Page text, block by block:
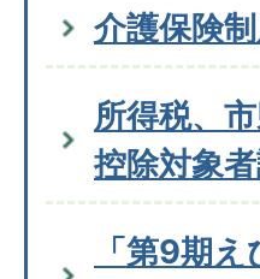
介護保険
所得税、
控除対象
「第9期